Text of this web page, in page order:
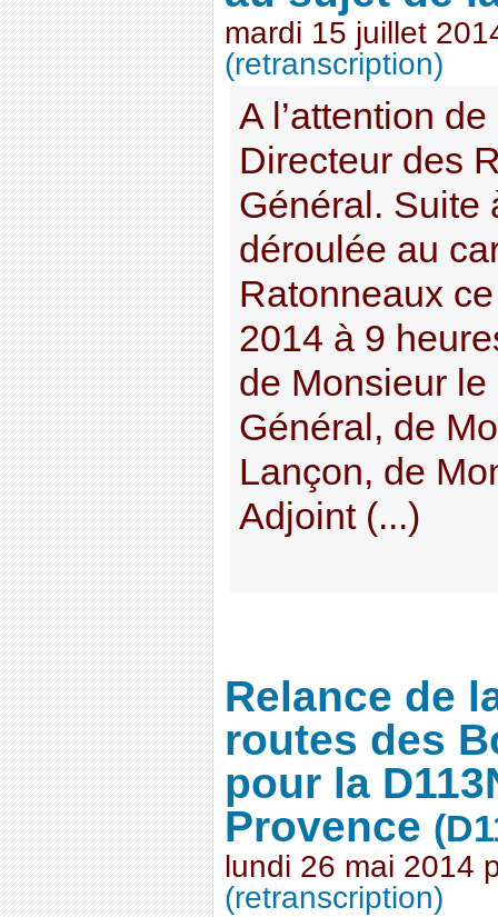
mardi 15 juillet
(retranscription)
A l’attention
Directeur des
Général. Suite
déroulée au
Ratonneaux
2014 à 9
de Monsieur
Général, de
Lançon, de
Adjoint (...)
Relance de
routes des
pour la
Provence
lundi 26 mai 2014
(retranscription)